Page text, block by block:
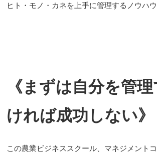
ヒト・モノ・カネを上手に管理するノウハ
《まずは自分を管
ければ成功しない》
この農業ビジネススクール、マネジメント